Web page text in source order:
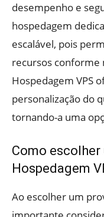
desempenho e
hospedagem
escalável, pois
recursos conforme
Hospedagem VPS
personalização do
tornando-a uma
Como
Hospedagem
Ao escolher um